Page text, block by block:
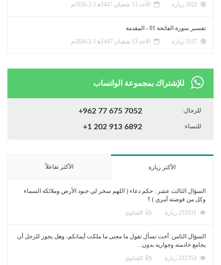
الأحد 13 شعبان 1447ﻫ 1-2-2026م
تفسير سورة الفاتحة 01 - المقدمة
الأحد 13 شعبان 1447ﻫ 1-2-2026م
للإشتراك بمجموعة الواتساب
للرجال: +962 77 675 7052
للنساء: +1 202 913 6892
الأكثر زيارة الأكثر تفاعلاً
السؤال الثالث عشر : حكم دعاء ( اللهم سخر لي جنود الأرض وملائكة السماء
وكل من فوضته أمري ) ؟
الفتاوى
السؤال الثامن: أخت تسأل تقول ما معنى ما ملكت أيمانكم، وهل يجوز للرجل أن
يجامع خادمته وجواريه بدون...
الفتاوى